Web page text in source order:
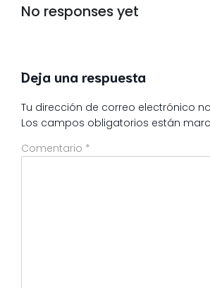
No responses yet
Deja una respuesta
Tu dirección de correo electrónico
Los campos obligatorios están
Comentario *